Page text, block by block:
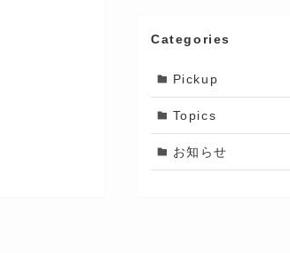
Categories
Pickup
Topics
お知らせ